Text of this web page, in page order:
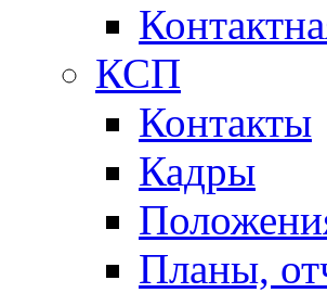
КСП
Контакты
Кадры
Планы,